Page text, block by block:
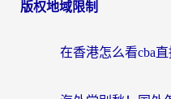
版权地域限制